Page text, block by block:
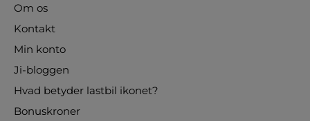
Om os
Kontakt
Min konto
Ji-bloggen
Hvad betyder lastbil ikonet?
Bonuskroner